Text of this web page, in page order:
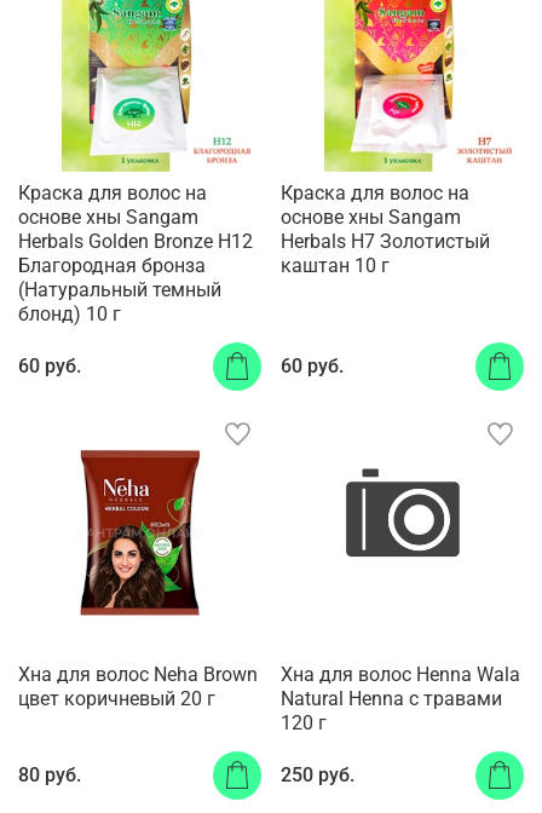
Краска для волос на
основе хны Sangam
Herbals Golden Bronze H12
Благородная бронза
(Натуральный темный
блонд) 10 г
60 руб.
Краска для волос на
основе хны Sangam
Herbals H7 Золотистый
каштан 10 г
60 руб.
Хна для волос Neha Brown
цвет коричневый 20 г
80 руб.
Хна для волос Henna Wala
Natural Henna с травами
120 г
250 руб.